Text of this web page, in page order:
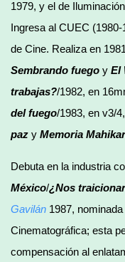
1979, y el de
Ingresa al CUEC
de Cine. Realiza en
Sembrando fuego y El
trabajas?/1982, en
del fuego/1983, en v3/
paz y Memoria
Debuta en la industria
México/¿Nos
Gavilán 1987,
Cinematográfica; esta
compensación al